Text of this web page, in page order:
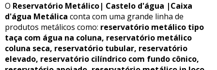
O Reservatório Metálico| Castelo d'água |Caixa
d'água Metálica conta com uma grande linha de
produtos metálicos como: reservatório metálico tipo
taça com água na coluna, reservatório metálico
coluna seca, reservatório tubular, reservatório
elevado, reservatório cilíndrico com fundo cônico,